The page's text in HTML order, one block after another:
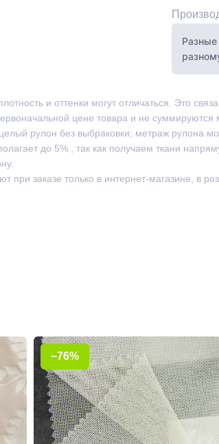
Разные
и оттенки могут отличаться. Это
цене товара и не суммируются
рулон без выбраковки; метраж рулона
до 5% , так как получаем ткани
при заказе только в интернет-магазине, в
−76%